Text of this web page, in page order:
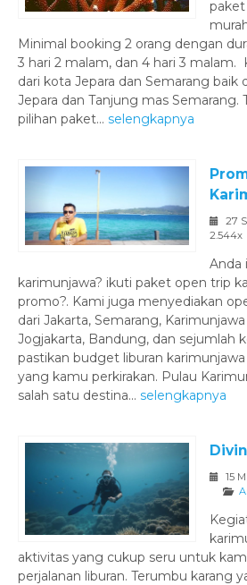
paket
Minimal booking 2 orang dengan
3 hari 2 malam, dan 4 hari 3 malam.
dari kota Jepara dan Semarang baik
Jepara dan Tanjung mas Semarang.
pilihan paket... selengkapnya
27
2.544x
Anda
karimunjawa? ikuti paket open trip
promo?. Kami juga menyediakan
dari Jakarta, Semarang,
Jogjakarta, Bandung, dan sejumlah
pastikan budget liburan
yang kamu perkirakan. Pulau
salah satu destina... selengkapnya
15
aktivitas yang cukup seru untuk
perjalanan liburan. Terumbu karang